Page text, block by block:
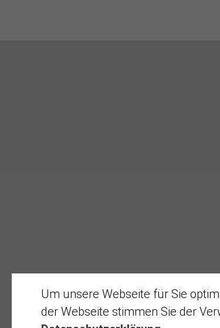
Um unsere Webseite für Sie
der Webseite stimmen Sie der